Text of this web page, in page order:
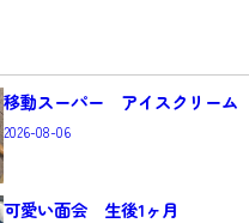
移動スーパー アイスクリーム
2026-08-06
可愛い面会 生後1ヶ月